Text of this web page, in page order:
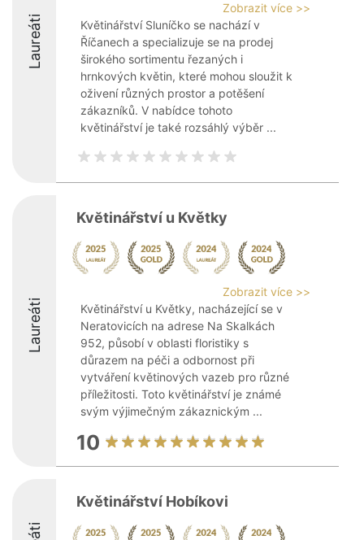
Laureáti
Zobrazit více >>
Květinářství Sluníčko se nachází v
Říčanech a specializuje se na prodej
širokého sortimentu řezaných i
hrnkových květin, které mohou sloužit k
oživení různých prostor a potěšení
zákazníků. V nabídce tohoto
květinářství je také rozsáhlý výběr ...
Laureáti
Kvĕtinářství u Květky
Zobrazit více >>
Květinářství u Květky, nacházející se v
Neratovicích na adrese Na Skalkách
952, působí v oblasti floristiky s
důrazem na péči a odbornost při
vytváření květinových vazeb pro různé
příležitosti. Toto květinářství je známé
svým výjimečným zákaznickým ...
10
Květinářství Hobíkovi